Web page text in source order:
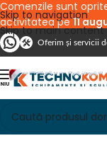
Skip to navigation
Skip to main content
Oferim și servicii
Comenzile sunt
activitatea pe11